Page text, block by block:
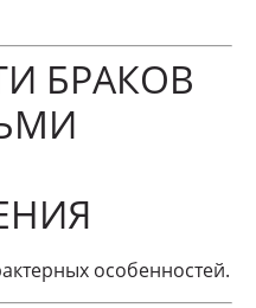
БРАКОВ
особенностей.